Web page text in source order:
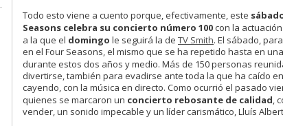
Todo esto viene a cuento porque, efectivamente, este
Seasons celebra su concierto número 100con la
a la que el domingo le seguirá la de TV Smith. El sábado,
en el Four Seasons, el mismo que se ha repetido hasta en
durante estos dos años y medio. Más de 150 personas
divertirse, también para evadirse ante toda la que ha caído
cayendo, con la música en directo. Como ocurrió el pasado
quienes se marcaron un concierto rebosante de calidad,
vender, un sonido impecable y un líder carismático, Lluís